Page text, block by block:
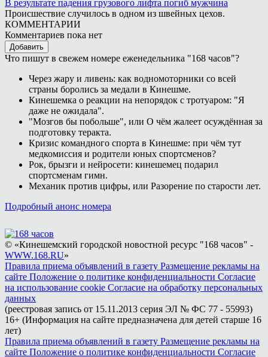
В результате падения грузового лифта погиб мужчина
Происшествие случилось в одном из швейных цехов.
КОММЕНТАРИИ
Комментариев пока нет
Добавить
Что пишут в свежем номере еженедельника "168 часов"?
Через жару и ливень: как водномоторники со всей
страны боролись за медали в Кинешме.
Кинешемка о реакции на непорядок с тротуаром: "Я
даже не ожидала".
"Мозгов бы побольше", или О чём жалеет осуждённая за
подготовку теракта.
Кризис командного спорта в Кинешме: при чём тут
медкомиссия и родители юных спортсменов?
Рок, брызги и нейросети: кинешемец подарил
спортсменам гимн.
Механик против цифры, или Разорение по старости лет.
Подробный анонс номера
© «Кинешемский городской новостной ресурс "168 часов" -
WWW.168.RU»
Правила приема объявлений в газету Размещение рекламы на
сайте Положение о политике конфиденциальности Согласие
на использование cookie Согласие на обработку персональных
данных
(реестровая запись от 15.11.2013 серия ЭЛ № ФС 77 - 55993)
16+ (Информация на сайте предназначена для детей старше 16
лет)
Правила приема объявлений в газету Размещение рекламы на
сайте Положение о политике конфиденциальности Согласие